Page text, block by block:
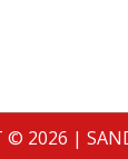
© 2026 |